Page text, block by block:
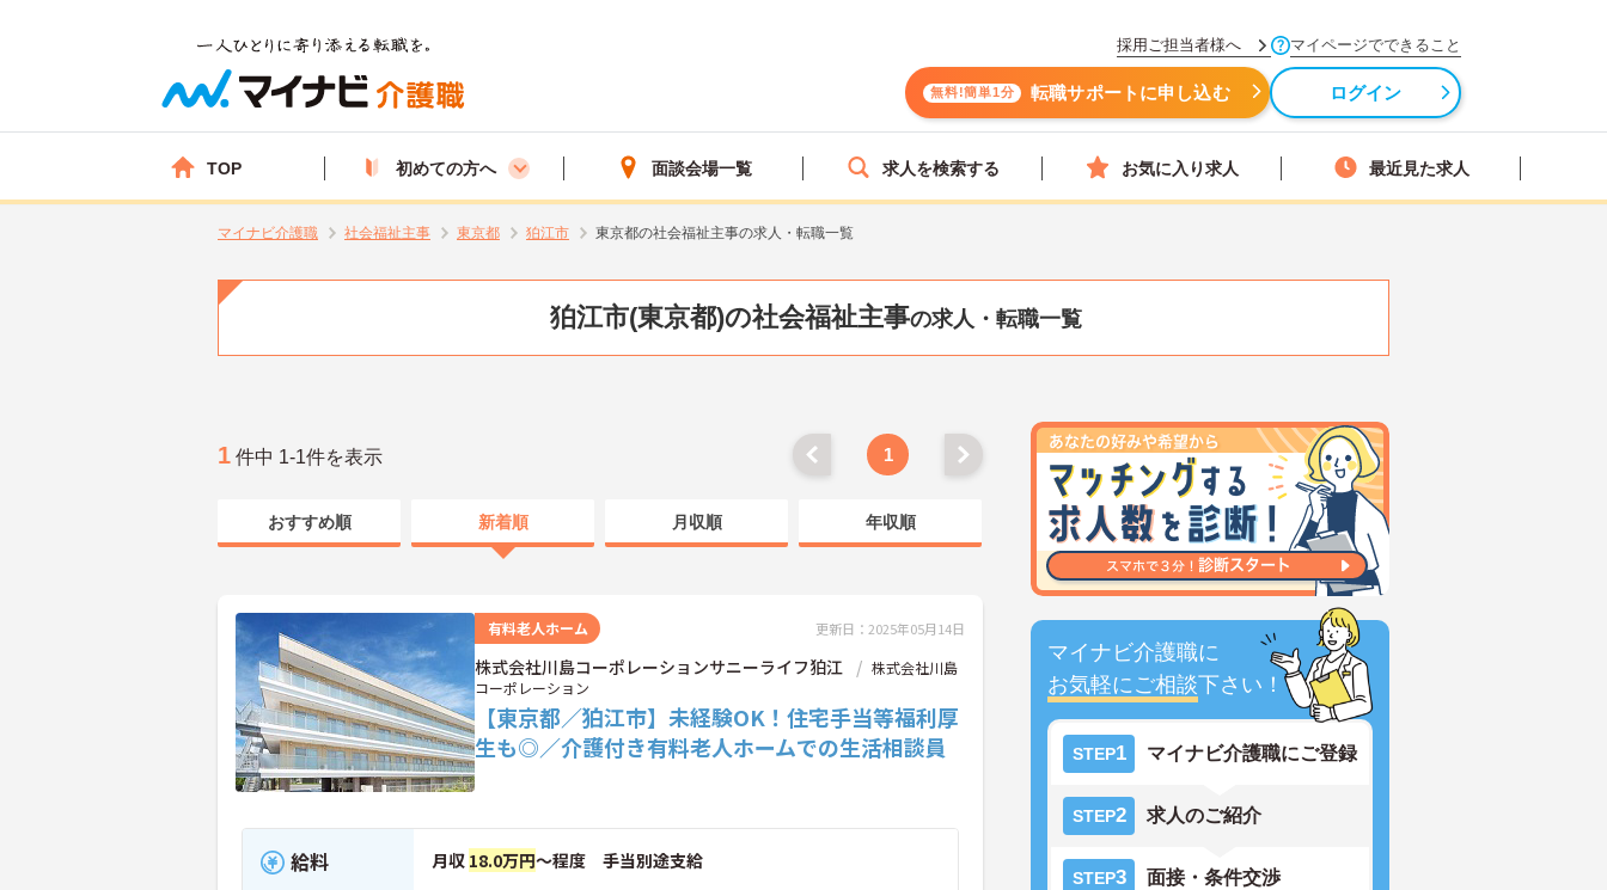
採用ご担当者様へ マイページでできること
無料!簡単1分 転職サポートに申し込む ログイン
TOP 初めての方へ 面談会場一覧 求人を検索する お気に入り求人 最近見た求人
マイナビ介護職 社会福祉主事 東京都 狛江市 東京都の社会福祉主事の求人・転職一覧
狛江市(東京都)の社会福祉主事の求人・転職一覧
マイナビ介護職に
お気軽にご相談下さい！
STEP1 マイナビ介護職にご登録
STEP2 求人のご紹介
STEP3 面接・条件交渉
1 件中 1-1件を表示 1
おすすめ順 新着順 月収順 年収順
有料老人ホーム 更新日：2025年05月14日
株式会社川島コーポレーションサニーライフ狛江
株式会社川島
コーポレーション
【東京都／狛江市】未経験OK！住宅手当等福利厚
生も◎／介護付き有料老人ホームでの生活相談員
給料 月収 18.0万円～程度 手当別途支給